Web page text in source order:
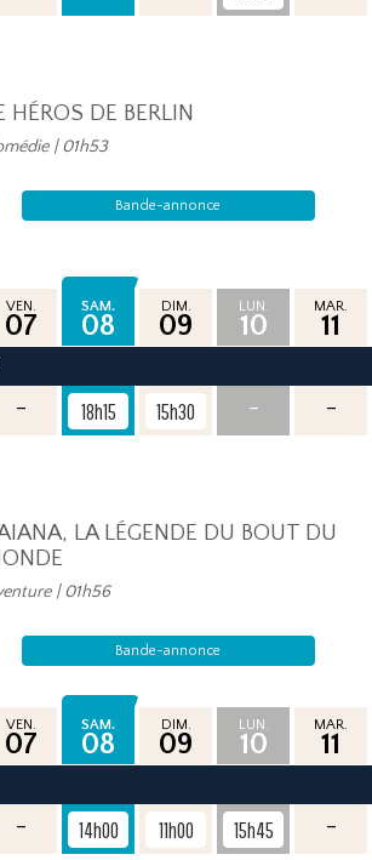
HÉROS DE BERLIN
| 01h53
Bande-annonce
VEN.
07
SAM.
08
DIM.
09
LUN.
10
MAR.
11
- 18h15 15h30 - -
LA LÉGENDE DU BOUT DU
| 01h56
Bande-annonce
VEN.
07
SAM.
08
DIM.
09
LUN.
10
MAR.
11
- 14h00 11h00 15h45 -